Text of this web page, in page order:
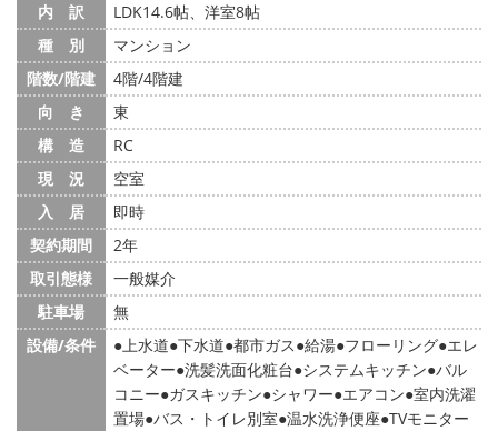
内 訳
LDK14.6帖、洋室8帖
種 別
マンション
階数/階建
4階/4階建
向 き
東
構 造
RC
現 況
空室
入 居
即時
契約期間
2年
取引態様
一般媒介
駐車場
無
設備/条件
上水道 下水道 都市ガス 給湯 フローリング エレ
ベーター 洗髪洗面化粧台 システムキッチン バル
コニー ガスキッチン シャワー エアコン 室内洗濯
置場 バス・トイレ別室 温水洗浄便座 TVモニター